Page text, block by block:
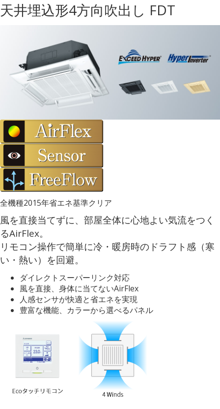
天井埋込形4方向吹出し FDT
全機種2015年省エネ基準クリア
風を直接当てずに、部屋全体に心地よい気流をつく
るAirFlex。
リモコン操作で簡単に冷・暖房時のドラフト感（寒
い・熱い）を回避。
ダイレクトスーパーリンク対応
風を直接、身体に当てないAirFlex
人感センサが快適と省エネを実現
豊富な機能、カラーから選べるパネル